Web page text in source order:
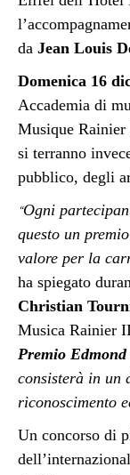
da Jean Louis
Domenica 16
Accademia di
Musique
si terranno
pubblico, degli
“Ogni
questo un
valore per la
ha spiegato
Christian
Musica Rainier
Premio
consisterà in un
riconoscimento
Un concorso di